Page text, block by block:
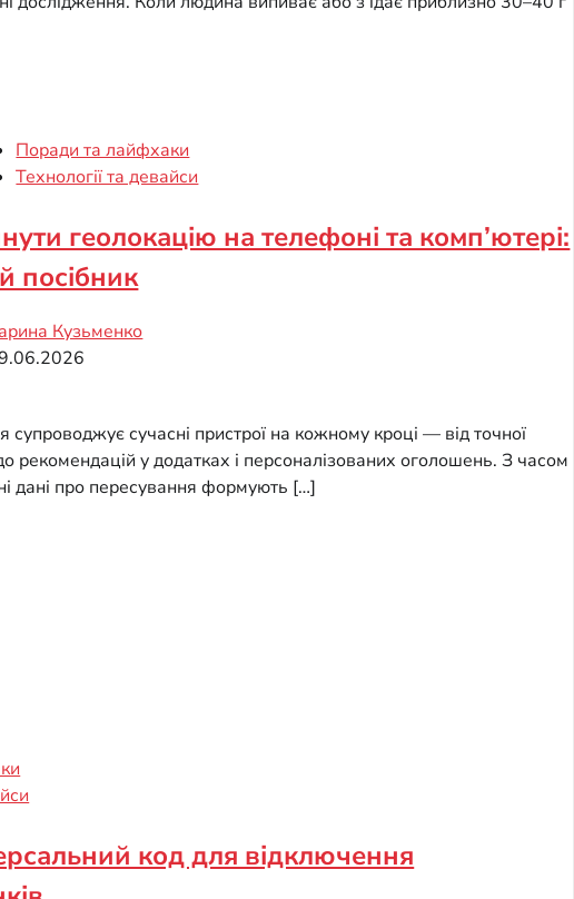
Поради та лайфхаки
Технології та девайси
геолокацію на телефоні та комп’ютері:
посібник
Кузьменко
супроводжує сучасні пристрої на кожному кроці — від точної
до рекомендацій у додатках і персоналізованих оголошень. З часом
дані про пересування формують […]
код для відключення